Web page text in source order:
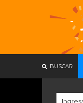
BUSCAR